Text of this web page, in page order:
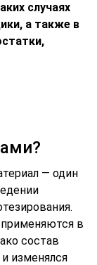
случаях
а также в
— один
в
состав
изменялся